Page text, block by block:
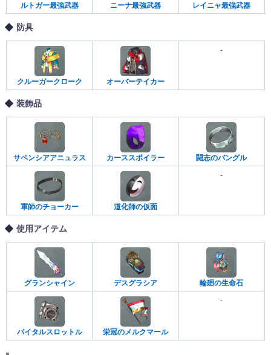
ルトガー最強武器 ニーナ最強武器 レイニャ最強武器
防具
クルーガークローク オーバーテイカー
-
装飾品
サペンシアアニュラス カーススポイラー 闘志のバングル
軍師のチョーカー 道化師の仮面
-
使用アイテム
グランシャイン デスグラシア 輪廻の生命石
バイタルスロットル 栄冠のメルクマール
-